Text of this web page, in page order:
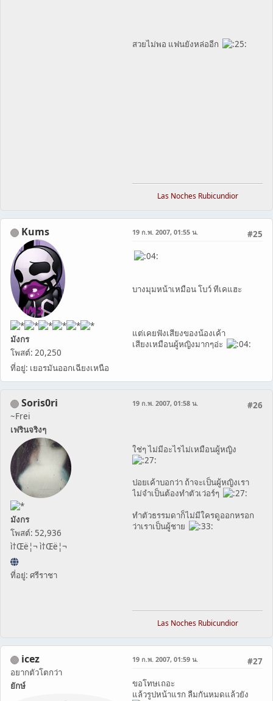
สวยไม่พอ แฟนยังหล่ออีก
Las Noches Rubicundior
Kums
มังกร
โพสต์: 20,250
ที่อยู่: เยอรมันออกเฉียงเหนือ
#25
19 ก.พ. 2007, 01:55 น.
บางมุมหน้าเหมือน โบว์ ทีเคแฮะ
แต่เคยฟังเสียงของน้องเค้า
เสียงเหมือนผู้หญิงมากๆอ่ะ
Soris0ri
~Frei
เฟรินจริงๆ
มังกร
โพสต์: 52,936
ì†Œë¦¬ ì†Œë¦¬
ที่อยู่: ศรีราชา
#26
19 ก.พ. 2007, 01:58 น.
ใช่ๆ ไม่มีอะไรไม่เหมือนผู้หญิง
ปอยเค้าบอกว่า ถ้าจะเป็นผู้หญิงเรา
ไม่จำเป็นต้องทำตัวเว่อร์ๆ
ทำตัวธรรมดาก็ไม่มีใครดูออกหรอก
ว่าเราเป็นผู้ชาย
Las Noches Rubicundior
icez
อยากตัวโตกว่า
ยักษ์
#27
19 ก.พ. 2007, 01:59 น.
ขอโทษเถอะ
แล้วรูปหน้าแรก ลืมกันหมดแล้วยัง